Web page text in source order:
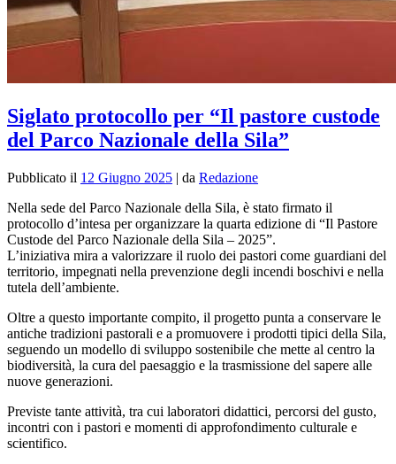
Siglato protocollo per “Il pastore custode
del Parco Nazionale della Sila”
Pubblicato il 12 Giugno 2025 | da Redazione
Nella sede del Parco Nazionale della Sila, è stato firmato il
protocollo d’intesa per organizzare la quarta edizione di “Il Pastore
Custode del Parco Nazionale della Sila – 2025”.
L’iniziativa mira a valorizzare il ruolo dei pastori come guardiani del
territorio, impegnati nella prevenzione degli incendi boschivi e nella
tutela dell’ambiente.
Oltre a questo importante compito, il progetto punta a conservare le
antiche tradizioni pastorali e a promuovere i prodotti tipici della Sila,
seguendo un modello di sviluppo sostenibile che mette al centro la
biodiversità, la cura del paesaggio e la trasmissione del sapere alle
nuove generazioni.
Previste tante attività, tra cui laboratori didattici, percorsi del gusto,
incontri con i pastori e momenti di approfondimento culturale e
scientifico.